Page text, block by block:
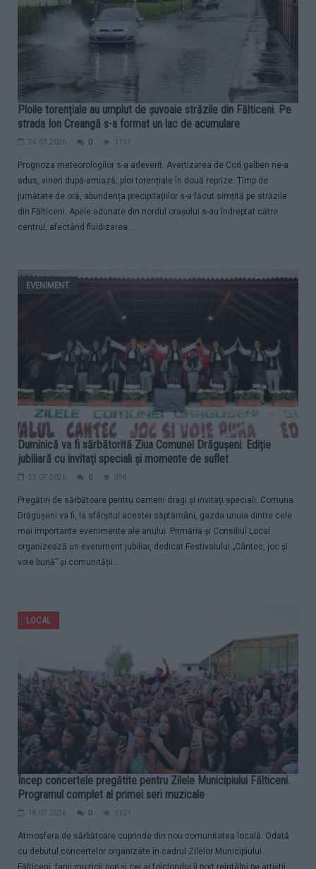
Ploile torențiale au umplut de șuvoaie străzile din Fălticeni. Pe
strada Ion Creangă s-a format un lac de acumulare
24.07.2026 0 1117
Prognoza meteorologilor s-a adeverit. Avertizarea de Cod galben ne-a
adus, vineri după-amiază, ploi torențiale în două reprize. Timp de
jumătate de oră, abundența precipitațiilor s-a făcut simțită pe străzile
din Fălticeni. Apele adunate din nordul orașului s-au îndreptat către
centrul, afectând fluidizarea...
EVENIMENT
Duminică va fi sărbătorită Ziua Comunei Drăgușeni. Ediție
jubiliară cu invitați speciali și momente de suflet
23.07.2026 0 398
Pregătiri de sărbătoare pentru oameni dragi și invitați speciali. Comuna
Drăgușeni va fi, la sfârșitul acestei săptămâni, gazda unuia dintre cele
mai importante evenimente ale anului. Primăria și Consiliul Local
organizează un eveniment jubiliar, dedicat Festivalului „Cântec, joc și
voie bună” și comunității...
LOCAL
Încep concertele pregătite pentru Zilele Municipiului Fălticeni.
Programul complet al primei seri muzicale
18.07.2026 0 1327
Atmosfera de sărbătoare cuprinde din nou comunitatea locală. Odată
cu debutul concertelor organizate în cadrul Zilelor Municipiului